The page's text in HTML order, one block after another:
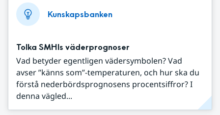
Kunskapsbanken
Tolka SMHIs väderprognoser
Vad betyder egentligen vädersymbolen? Vad
avser ”känns som”-temperaturen, och hur ska du
förstå nederbördsprognosens procentsiffror? I
denna vägled...